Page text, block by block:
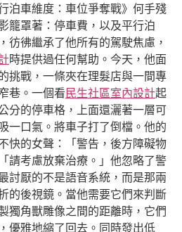
泊車維度：車位爭奪戰》何手殘
籠罩著：停車費，以及平行泊
彷彿繼承了他所有的駕駛焦慮，
時提供過任何幫助。今天，他面
挑戰，一條夾在理髮店與一間專
巷。一個看 民生社區室內設計起
分的停車格，上面還灑著一層可
一口氣。將車子打了倒檔。他的
快的女聲：「警告，後方障礙物
請考慮放棄治療。」他忽略了警
討厭的不是語音系統，而是那兩
的後視鏡。當他需要它們來判斷
獨角獸雕像之間的距離時，它們
優雅地縮了回去。同時發出低